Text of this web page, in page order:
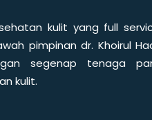
kulit yang full
pimpinan dr. Khoirul
segenap tenaga
kulit.